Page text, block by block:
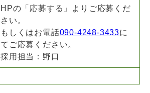
HPの「応募する」よりご応募くだ
さい。
もしくはお電話090-4248-3433に
てご応募ください。
採用担当：野口